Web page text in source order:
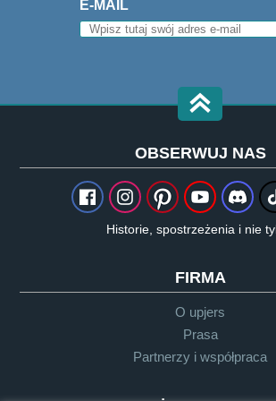
E-MAIL
OBSERWUJ NAS
Historie, spostrzeżenia i nie
FIRMA
O upjers
Prasa
Partnerzy i współpraca